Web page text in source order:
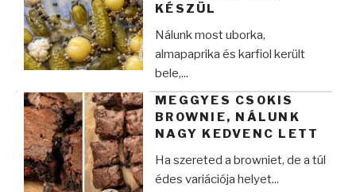
KÉSZÜL
Nálunk most uborka,
almapaprika és karfiol került
bele,...
MEGGYES CSOKIS
BROWNIE, NÁLUNK
NAGY KEDVENC LETT
Ha szereted a browniet, de a túl
édes variációja helyet...